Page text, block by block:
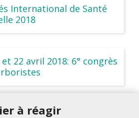
International de Santé
2018
et 22 avril 2018: 6° congrès
à réagir